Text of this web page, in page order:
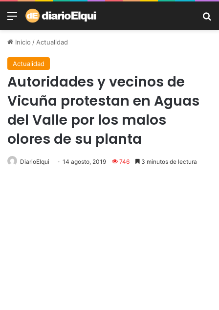
Menú
Inicio /Actualidad
Actualidad
Autoridades y vecinos de
Vicuña protestan en Aguas
del Valle por los malos
olores de su planta
DiarioElqui 14 agosto, 2019 746 3 minutos de lectura